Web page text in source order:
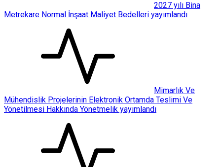
2027 yılı Bina
Metrekare Normal İnşaat Maliyet Bedelleri yayımlandı
Mimarlık Ve
Mühendislik Projelerinin Elektronik Ortamda Teslimi Ve
Yönetilmesi Hakkında Yönetmelik yayımlandı